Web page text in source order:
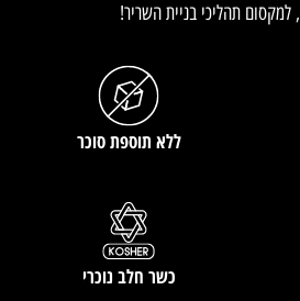
למקסום תהליכי בניית השריר!
ללא תוספת סוכר
כשר חלב נוכרי